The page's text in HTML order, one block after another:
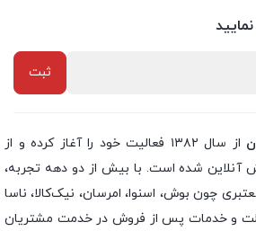
از سال ۱۳۸۲ فعالیت خود را آغاز کرده و از
فروش آنلاین شده است. با بیش از دو دهه تجربه،
چون بوش، اسنوا، امرسان، نیک‌کالا، ناسا
و خدمات پس از فروش در خدمت مشتریان